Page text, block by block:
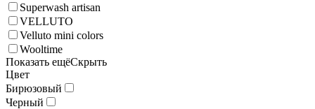
Superwash artisan
VELLUTO
Velluto mini colors
Wooltime
Показать ещёСкрыть
Цвет
Бирюзовый
Черный